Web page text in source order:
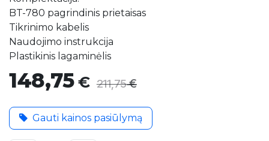
BT-780 pagrindinis prietaisas
Tikrinimo kabelis
Naudojimo instrukcija
Plastikinis lagaminėlis
148,75€ 211,75€
Gauti kainos pasiūlymą